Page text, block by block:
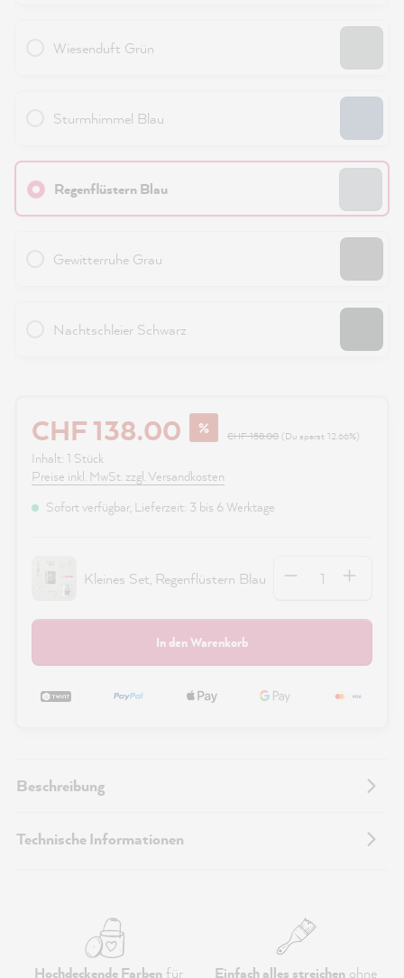
Wiesenduft Grün
Sturmhimmel Blau
Regenflüstern Blau
Gewitterruhe Grau
Nachtschleier Schwarz
CHF 138.00 % CHF 158.00 (Du sparst 12.66%)
Inhalt: 1 Stück
Preise inkl. MwSt. zzgl. Versandkosten
Sofort verfügbar, Lieferzeit: 3 bis 6 Werktage
Kleines Set, Regenflüstern Blau
In den Warenkorb
Beschreibung
Technische Informationen
Hochdeckende Farbenfür Einfach alles streichen ohne